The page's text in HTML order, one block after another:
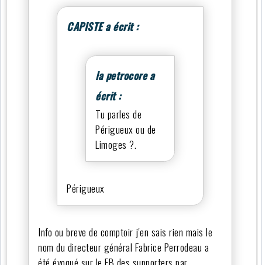
CAPISTE a écrit :
la petrocore a
écrit :
Tu parles de
Périgueux ou de
Limoges ?.
Périgueux
Info ou breve de comptoir j'en sais rien mais le
nom du directeur général Fabrice Perrodeau a